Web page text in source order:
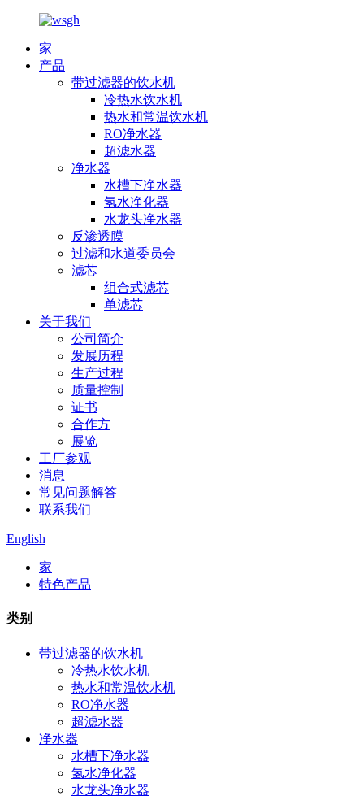
家
产品
带过滤器的饮水机
冷热水饮水机
热水和常温饮水机
RO净水器
超滤水器
净水器
水槽下净水器
氢水净化器
水龙头净水器
反渗透膜
过滤和水道委员会
滤芯
组合式滤芯
单滤芯
关于我们
公司简介
发展历程
生产过程
质量控制
证书
合作方
展览
工厂参观
消息
常见问题解答
联系我们
English
家
特色产品
类别
带过滤器的饮水机
冷热水饮水机
热水和常温饮水机
RO净水器
超滤水器
净水器
水槽下净水器
氢水净化器
水龙头净水器